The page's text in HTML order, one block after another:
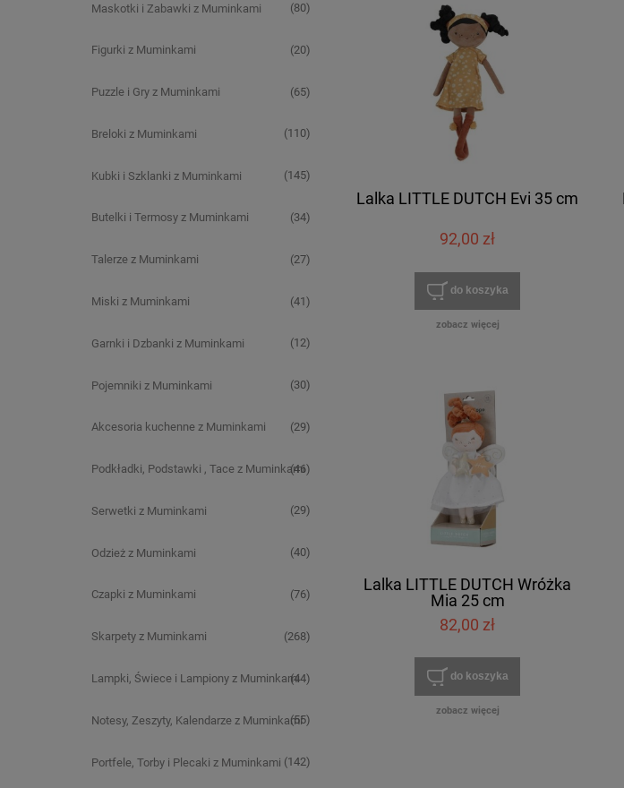
Maskotki i Zabawki z Muminkami (80)
Figurki z Muminkami (20)
Puzzle i Gry z Muminkami (65)
Breloki z Muminkami (110)
Kubki i Szklanki z Muminkami (145)
Butelki i Termosy z Muminkami (34)
Talerze z Muminkami (27)
Miski z Muminkami (41)
Garnki i Dzbanki z Muminkami (12)
Pojemniki z Muminkami (30)
Akcesoria kuchenne z Muminkami (29)
Podkładki, Podstawki , Tace z Muminkami
(46)
Serwetki z Muminkami (29)
Odzież z Muminkami (40)
Czapki z Muminkami (76)
Skarpety z Muminkami (268)
Lampki, Świece i Lampiony z Muminkami(44)
Notesy, Zeszyty, Kalendarze z Muminkami(55)
Portfele, Torby i Plecaki z Muminkami (142)
Lalka LITTLE DUTCH Evi 35 cm
92,00 zł
do koszyka
zobacz więcej
Lalka LITTLE DUTCH Wróżka
Mia 25 cm
82,00 zł
do koszyka
zobacz więcej